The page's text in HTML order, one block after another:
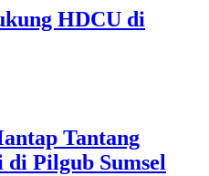
HDCU di
Tantang
Pilgub Sumsel